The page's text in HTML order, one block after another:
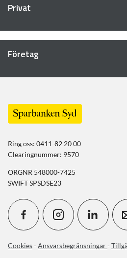
Privat
Företag
Ring oss: 0411-82 20 00
Clearingnummer: 9570
ORGNR 548000-7425
SWIFT SPSDSE23
Cookies-Ansvarsbegränsningar-